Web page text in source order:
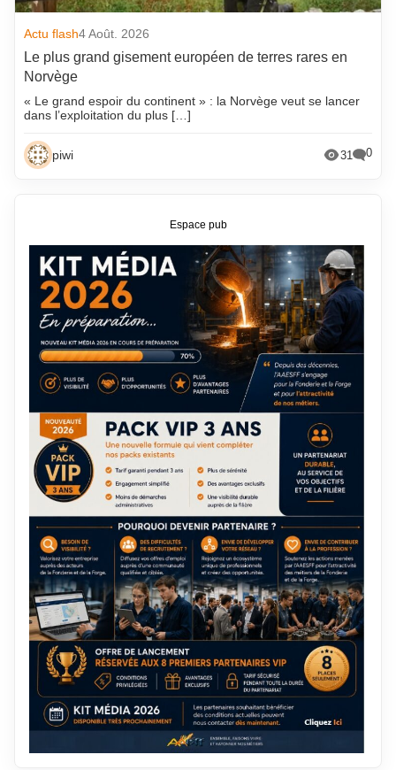
Actu flash4 Août. 2026
Le plus grand gisement européen de terres rares en
Norvège
« Le grand espoir du continent » : la Norvège veut se lancer
dans l’exploitation du plus […]
piwi 31 0
Espace pub